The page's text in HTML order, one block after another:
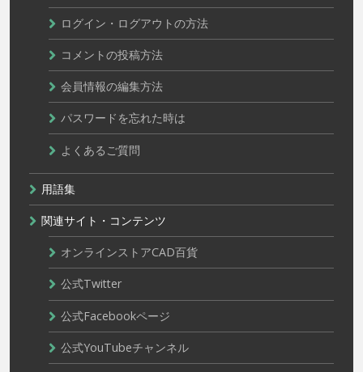
ログイン・ログアウトの方法
コメントの投稿方法
会員情報の編集方法
パスワードを忘れた時は
よくあるご質問
用語集
関連サイト・コンテンツ
オンラインストアCAD百貨
公式Twitter
公式Facebookページ
公式YouTubeチャンネル